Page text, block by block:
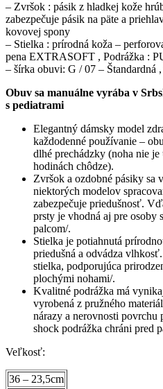
– Zvršok : pásik z hladkej kože
zabezpečuje pásik na päte a
kovovej spony
– Stielka : prírodná koža –
pena EXTRASOFT , Podrážka :
– šírka obuvi: G / 07 – Štandardná
Obuv sa manuálne vyrába v
s pediatrami
Elegantný dámsky model
každodenné používanie –
dlhé prechádzky (noha nie
hodinách chôdze).
Zvršok a ozdobné pásiky sa
niektorých modelov
zabezpečuje priedušnosť.
prsty je vhodná aj pre osoby
palcom/.
Stielka je potiahnutá
priedušná a odvádza
stielka, podporujúca
plochými nohami/.
Kvalitné podrážka má
vyrobená z pružného
nárazy a nerovnosti
shock podrážka chráni pred
Veľkosť:
36 – 23,5cm